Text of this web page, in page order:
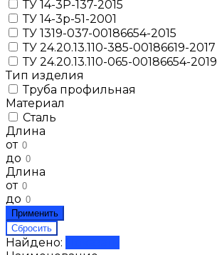
ТУ 14-3Р-137-2015
ТУ 14-3р-51-2001
ТУ 1319-037-00186654-2015
ТУ 24.20.13.110-385-00186619-2017
ТУ 24.20.13.110-065-00186654-2019
Тип изделия
Труба профильная
Материал
Сталь
Длина
от
до
Длина
от
до
Найдено: